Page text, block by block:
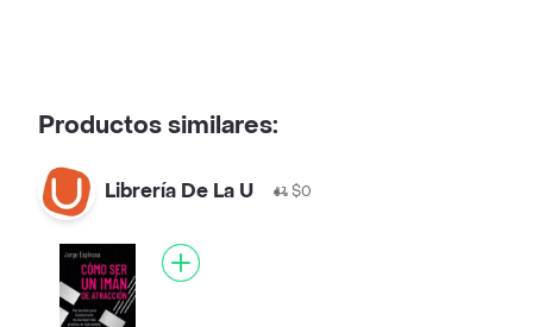
Productos similares:
Librería De La U $0